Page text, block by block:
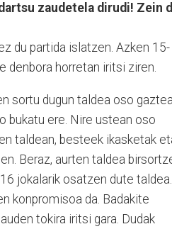
zaudetela dirudi! Zein
du partida islatzen. Azken 15-
denbora horretan iritsi ziren.
sortu dugun taldea oso
bukatu ere. Nire ustean oso
taldean, besteek ikasketak
Beraz, aurten taldea
jokalarik osatzen dute taldea.
konpromisoa da. Badakite
tokira iritsi gara. Dudak